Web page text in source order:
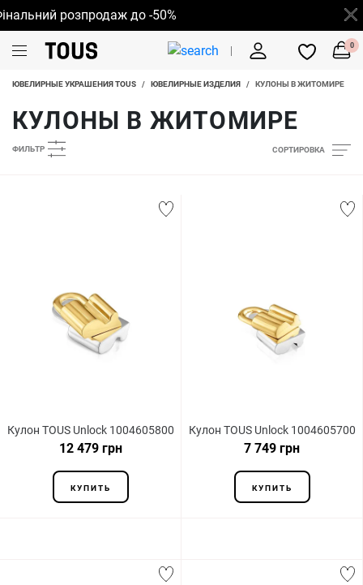
розпродаж до -50%
0
ЮВЕЛИРНЫЕ УКРАШЕНИЯ TOUS / ЮВЕЛИРНЫЕ ИЗДЕЛИЯ / КУЛОНЫ В ЖИТОМИРЕ
КУЛОНЫ В ЖИТОМИРЕ
СОРТИРОВКА
ФИЛЬТР
Кулон TOUS Unlock 1004605800
12 479 грн
КУПИТЬ
Кулон TOUS Unlock 1004605700
7 749 грн
КУПИТЬ